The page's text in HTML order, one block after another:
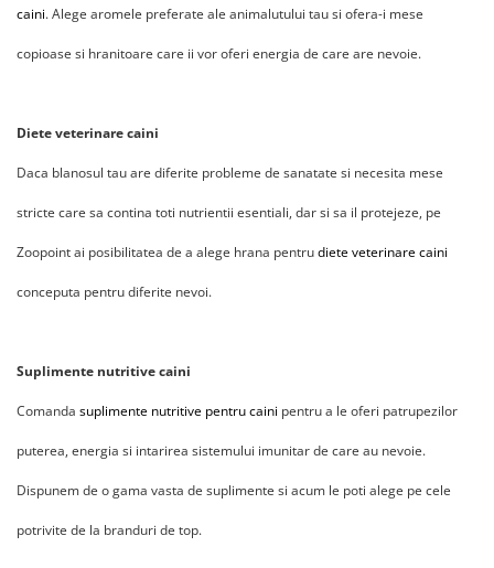
caini. Alege aromele preferate ale animalutului tau si ofera-i mese
copioase si hranitoare care ii vor oferi energia de care are nevoie.
Diete veterinare caini
Daca blanosul tau are diferite probleme de sanatate si necesita mese
stricte care sa contina toti nutrientii esentiali, dar si sa il protejeze, pe
Zoopoint ai posibilitatea de a alege hrana pentrudiete veterinare caini
conceputa pentru diferite nevoi.
Suplimente nutritive caini
Comanda suplimente nutritive pentru caini pentru a le oferi patrupezilor
puterea, energia si intarirea sistemului imunitar de care au nevoie.
Dispunem de o gama vasta de suplimente si acum le poti alege pe cele
potrivite de la branduri de top.